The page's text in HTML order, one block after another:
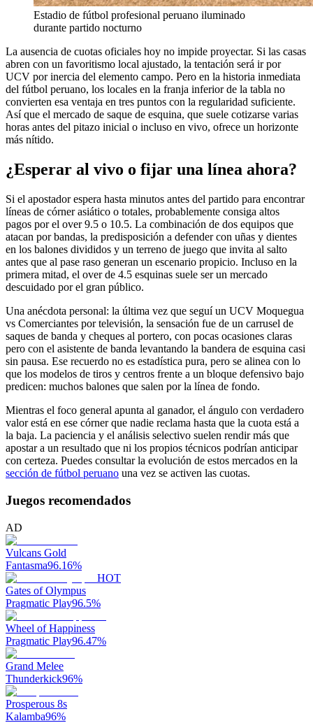
Estadio de fútbol profesional peruano iluminado
durante partido nocturno
La ausencia de cuotas oficiales hoy no impide proyectar. Si las casas
abren con un favoritismo local ajustado, la tentación será ir por
UCV por inercia del elemento campo. Pero en la historia inmediata
del fútbol peruano, los locales en la franja inferior de la tabla no
convierten esa ventaja en tres puntos con la regularidad suficiente.
Así que el mercado de saque de esquina, que suele cotizarse varias
horas antes del pitazo inicial o incluso en vivo, ofrece un horizonte
más nítido.
¿Esperar al vivo o fijar una línea ahora?
Si el apostador espera hasta minutos antes del partido para encontrar
líneas de córner asiático o totales, probablemente consiga altos
pagos por el over 9.5 o 10.5. La combinación de dos equipos que
atacan por bandas, la predisposición a defender con uñas y dientes
en los balones divididos y un terreno de juego que invita al salto
antes que al pase raso generan un escenario propicio. Incluso en la
primera mitad, el over de 4.5 esquinas suele ser un mercado
descuidado por el gran público.
Una anécdota personal: la última vez que seguí un UCV Moquegua
vs Comerciantes por televisión, la sensación fue de un carrusel de
saques de banda y cheques al portero, con pocas ocasiones claras
pero con el asistente de banda levantando la bandera de esquina casi
sin pausa. Ese recuerdo no es estadística pura, pero se alinea con lo
que los modelos de tiros y centros frente a un bloque defensivo bajo
predicen: muchos balones que salen por la línea de fondo.
Mientras el foco general apunta al ganador, el ángulo con verdadero
valor está en ese córner que nadie reclama hasta que la cuota está a
la baja. La paciencia y el análisis selectivo suelen rendir más que
apostar a un resultado que ni los propios técnicos podrían anticipar
con certeza. Puedes consultar la evolución de estos mercados en la
sección de fútbol peruano una vez se activen las cuotas.
Juegos recomendados
AD
Vulcans Gold
Fantasma96.16%
HOT
Gates of Olympus
Pragmatic Play96.5%
Wheel of Happiness
Pragmatic Play96.47%
Grand Melee
Thunderkick96%
Prosperous 8s
Kalamba96%